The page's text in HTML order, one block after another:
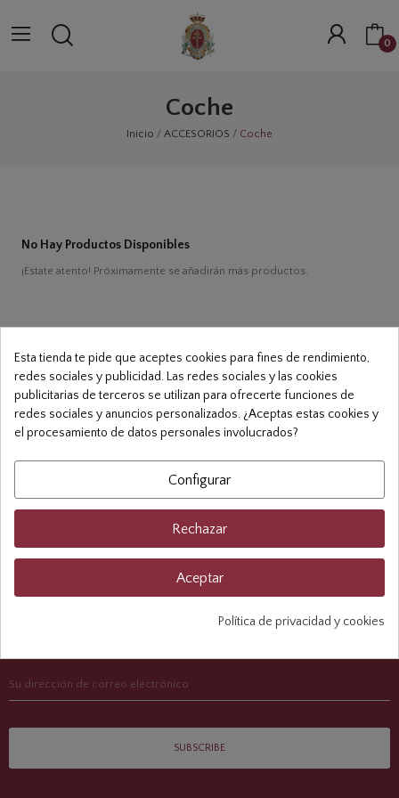
0
Coche
Inicio ACCESORIOS Coche
No Hay Productos Disponibles
¡Estate atento! Próximamente se añadirán más productos.
Real E Ilustre Cofradía De La Stma. Y Vera Cruz
De Caravaca
Dirección:
C/ Las Monjas, 9. Caravaca de la Cruz (Murcia)
administracion@lacruzdecaravaca.es
Información 
Mi Cuenta 
SUBSCRIBE
Esta tienda te pide que aceptes cookies para fines de rendimiento,
redes sociales y publicidad. Las redes sociales y las cookies
publicitarias de terceros se utilizan para ofrecerte funciones de
redes sociales y anuncios personalizados. ¿Aceptas estas cookies y
el procesamiento de datos personales involucrados?
Configurar
Rechazar
Aceptar
Política de privacidad y cookies